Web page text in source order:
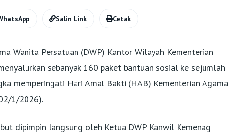
Salin Link Cetak
Wanita Persatuan (DWP) Kantor Wilayah Kementerian
sebanyak 160 paket bantuan sosial ke sejumlah
memperingati Hari Amal Bakti (HAB) Kementerian Agama
1/2026).
dipimpin langsung oleh Ketua DWP Kanwil Kemenag